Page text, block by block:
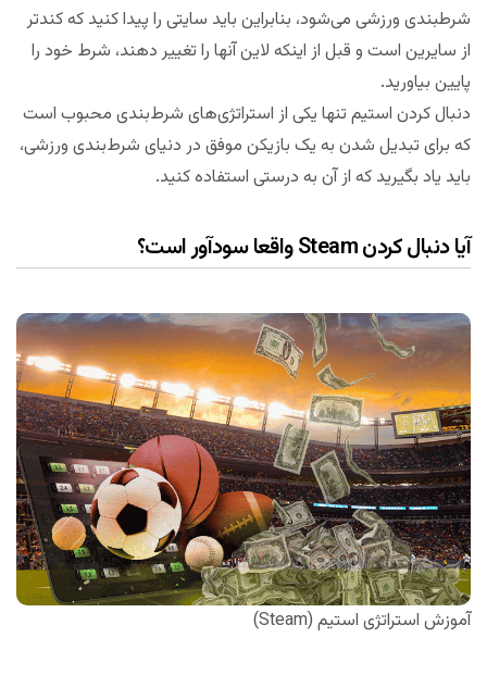
شرطبندی ورزشی می‌شود، بنابراین باید سایتی را پیدا کنید که کندتر
از سایرین است و قبل از اینکه لاین آنها را تغییر دهند، شرط خود را
پایین بیاورید.
دنبال کردن استیم تنها یکی از استراتژی‌های شرط‌بندی محبوب است
که برای تبدیل شدن به یک بازیکن موفق در دنیای شرط‌بندی ورزشی،
باید یاد بگیرید که از آن به درستی استفاده کنید.
آیا دنبال کردن Steam واقعا سودآور است؟
آموزش استراتژی استیم (Steam)